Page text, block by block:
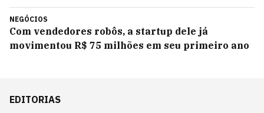
NEGÓCIOS
Com vendedores robôs, a startup dele já
movimentou R$ 75 milhões em seu primeiro ano
EDITORIAS